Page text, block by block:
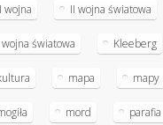
wojna II wojna światowa
wojna światowa Kleeberg
mapa mapy
mord parafia